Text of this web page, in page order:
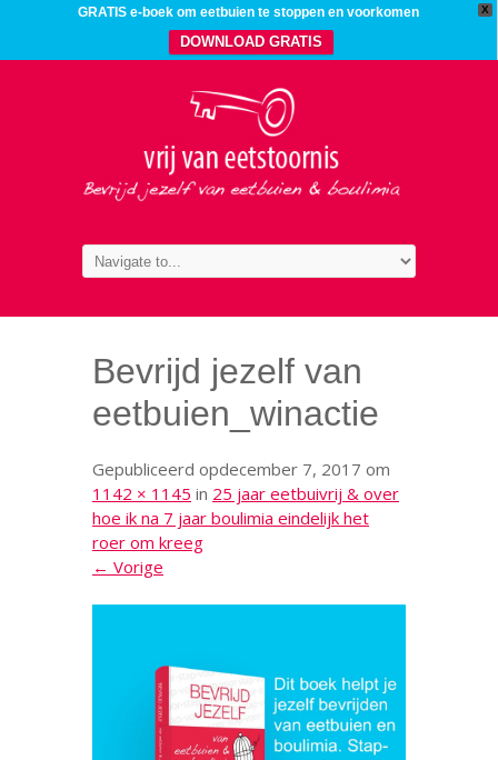
X
GRATIS e-boek om eetbuien te stoppen en voorkomen
DOWNLOAD GRATIS
Bevrijd jezelf van
eetbuien_winactie
Gepubliceerd opdecember 7, 2017 om
1142 × 1145 in 25 jaar eetbuivrij & over
hoe ik na 7 jaar boulimia eindelijk het
roer om kreeg
← Vorige